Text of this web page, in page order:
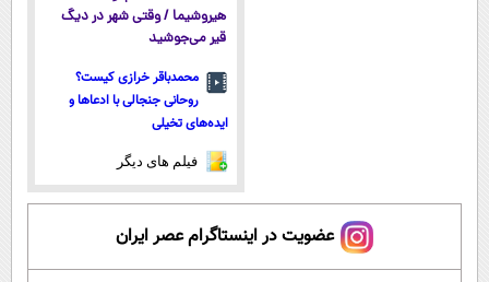
هیروشیما / وقتی شهر در دیگ
قیر می‌جوشید
محمدباقر خرازی کیست؟
روحانی جنجالی با ادعاها و
ایده‌های تخیلی
فیلم های دیگر
عضویت در اینستاگرام عصر ایران